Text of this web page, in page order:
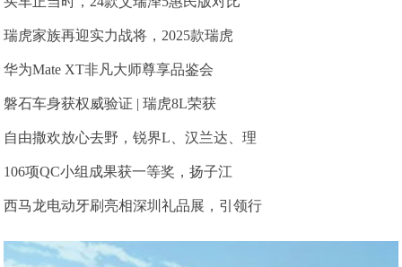
瑞虎家族再迎实力战将，2025款瑞虎
华为Mate XT非凡大师尊享品鉴会
磐石车身获权威验证 | 瑞虎8L荣获
自由撒欢放心去野，锐界L、汉兰达、理
106项QC小组成果获一等奖，扬子江
西马龙电动牙刷亮相深圳礼品展，引领行